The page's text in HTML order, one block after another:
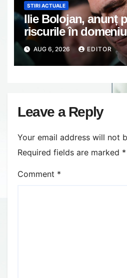
STIRI ACTUALE
Ilie Bolojan, anunț
riscurile în
electrice. Ce a decis
AUG 6, 2026 EDITOR
Leave a Reply
Your email address will not
Required fields are marked *
Comment *